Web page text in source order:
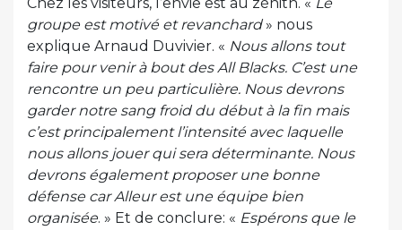
Chez les visiteurs, l’envie est au zénith. « Le
groupe est motivé et revanchard» nous
explique Arnaud Duvivier. « Nous allons tout
faire pour venir à bout des All Blacks. C’est une
rencontre un peu particulière. Nous devrons
garder notre sang froid du début à la fin mais
c’est principalement l’intensité avec laquelle
nous allons jouer qui sera déterminante. Nous
devrons également proposer une bonne
défense car Alleur est une équipe bien
organisée. » Et de conclure: « Espérons que le